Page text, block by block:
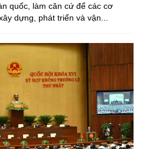
quốc, làm căn cứ để các cơ
dựng, phát triển và vận...